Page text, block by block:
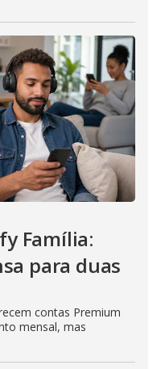
Família:
para duas
contas Premium
mensal, mas